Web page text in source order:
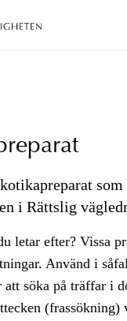
i Rättslig
letar efter? Vissa
Använd i
att söka på träffar i
(frassökning)